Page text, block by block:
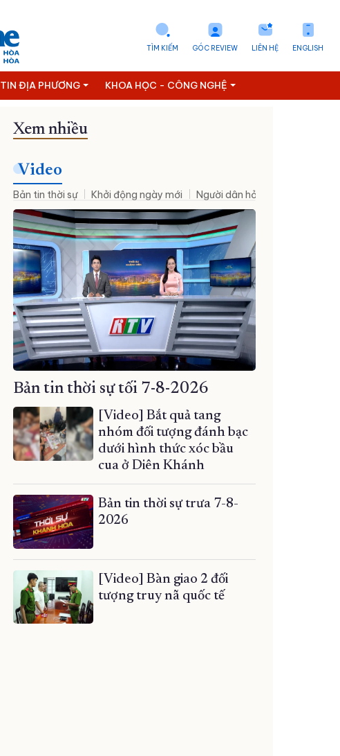
ENGLISH
LIÊN HỆ
GÓC REVIEW
TÌM KIẾM
TIN ĐỊA PHƯƠNG KHOA HỌC - CÔNG NGHỆ
Xem nhiều
Video
Bản tin thời sự Khởi động ngày mới Người dân hỏi – Cơ quan nhà
Bản tin thời sự tối 7-8-2026
[Video] Bắt quả tang
nhóm đối tượng đánh bạc
dưới hình thức xóc bầu
cua ở Diên Khánh
Bản tin thời sự trưa 7-8-
2026
[Video] Bàn giao 2 đối
tượng truy nã quốc tế